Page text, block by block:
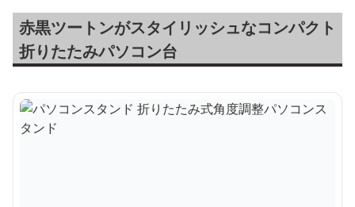
赤黒ツートンがスタイリッシュなコンパクト
折りたたみパソコン台